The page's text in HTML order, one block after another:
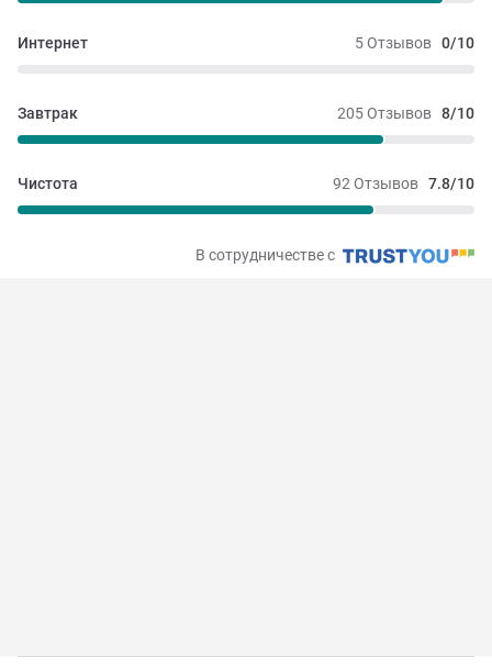
5 Отзывов 0/10
Интернет
205 Отзывов 8/10
Завтрак
92 Отзывов 7.8/10
Чистота
В сотрудничестве с